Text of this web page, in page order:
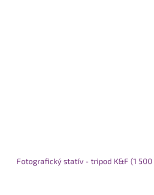
Fotografický statív - tripod K&F (1 500